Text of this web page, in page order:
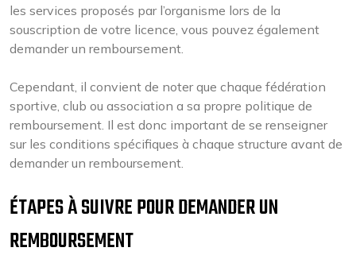
les services proposés par l’organisme lors de la
souscription de votre licence, vous pouvez également
demander un remboursement.
Cependant, il convient de noter que chaque fédération
sportive, club ou association a sa propre politique de
remboursement. Il est donc important de se renseigner
sur les conditions spécifiques à chaque structure avant de
demander un remboursement.
ÉTAPES À SUIVRE POUR DEMANDER UN
REMBOURSEMENT